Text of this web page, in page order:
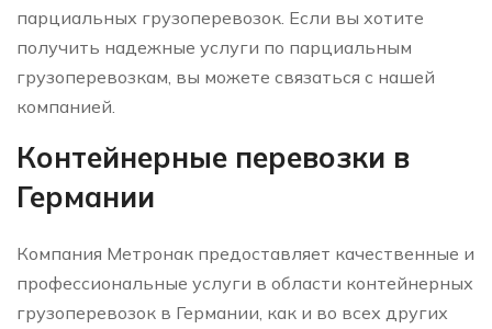
парциальных грузоперевозок. Если вы хотите
получить надежные услуги по парциальным
грузоперевозкам, вы можете связаться с нашей
компанией.
Контейнерные перевозки в
Германии
Компания Метронак предоставляет качественные и
профессиональные услуги в области контейнерных
грузоперевозок в Германии, как и во всех других